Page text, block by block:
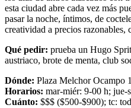
esta ciudad abre cada vez más
pasar la noche, íntimos, de
creatividad a precios razonables,
Qué pedir: prueba un Hugo
austriaco, brote de menta, club
Dónde: Plaza Melchor Ocampo
Horarios: mar-miér: 9-00 h; jue-
Cuánto: $$$ ($500-$900); tc: